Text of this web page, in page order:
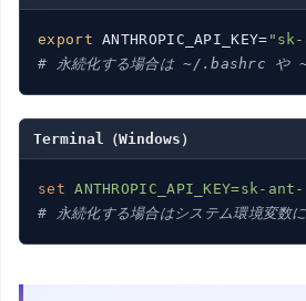
export ANTHROPIC_API_KEY=
# 永続化する場合は ~/.bashrc や
Terminal（Windows）
set
ANTHROPIC_API_KEY=sk-
# 永続化する場合はシステム環境変数